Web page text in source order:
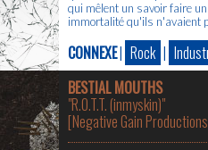
qui mêlent un savoir faire
immortalité qu'ils n'avaient
CONNEXE| Rock |
BESTIAL MOUTHS
"R.O.T.T. (inmyskin)"
[Negative Gain Productions